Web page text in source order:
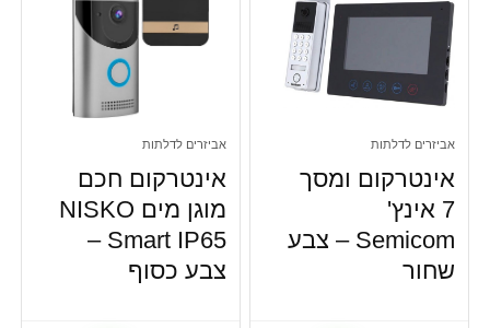
אביזרים לדלתות
אינטרקום ומסך
7 אינץ'
Semicom – צבע
שחור
אביזרים לדלתות
אינטרקום חכם
מוגן מים NISKO
Smart IP65 –
צבע כסוף